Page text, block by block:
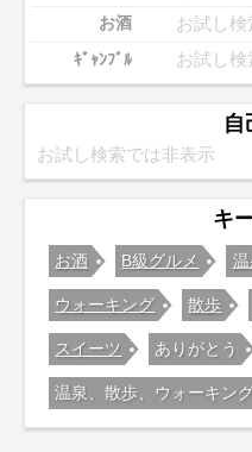
お酒 お試し
ｷﾞｬﾝﾌﾞﾙ お試し
自
お試し検索では非表示
キ
お酒 B級グルメ 温
ウォーキング 散歩
スイーツ ありがとう
温泉、散歩、ウォーキン